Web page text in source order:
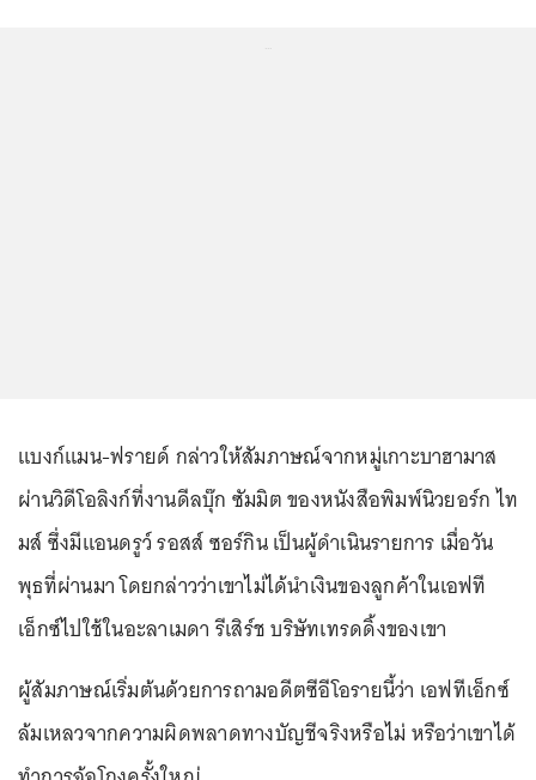
แบงก์แมน-ฟรายด์ กล่าวให้สัมภาษณ์จากหมู่เกาะบาฮามาส
ผ่านวิดีโอลิงก์ที่งานดีลบุ๊ก ซัมมิต ของหนังสือพิมพ์นิวยอร์ก ไท
มส์ ซึ่งมีแอนดรูว์ รอสส์ ซอร์กิน เป็นผู้ดำเนินรายการ เมื่อวัน
พุธที่ผ่านมา โดยกล่าวว่าเขาไม่ได้นำเงินของลูกค้าในเอฟที
เอ็กซ์ไปใช้ในอะลาเมดา รีเสิร์ช บริษัทเทรดดิ้งของเขา
ผู้สัมภาษณ์เริ่มต้นด้วยการถามอดีตซีอีโอรายนี้ว่า เอฟทีเอ็กซ์
ล้มเหลวจากความผิดพลาดทางบัญชีจริงหรือไม่ หรือว่าเขาได้